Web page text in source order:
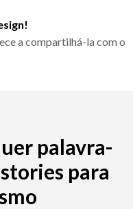
a compartilhá-la com o
palavra-
para